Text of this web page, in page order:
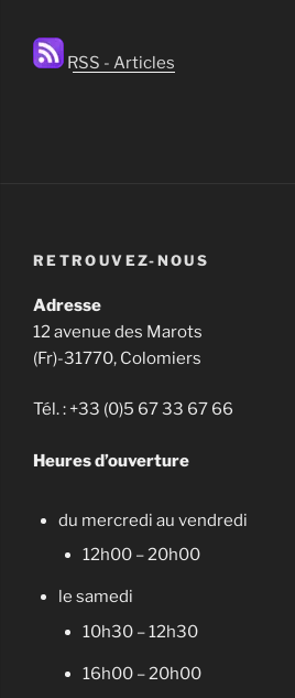
RSS - Articles
RETROUVEZ-NOUS
Adresse
12 avenue des Marots
(Fr)-31770, Colomiers
Tél. : +33 (0)5 67 33 67 66
Heures d’ouverture
du mercredi au vendredi
12h00 – 20h00
le samedi
10h30 – 12h30
16h00 – 20h00